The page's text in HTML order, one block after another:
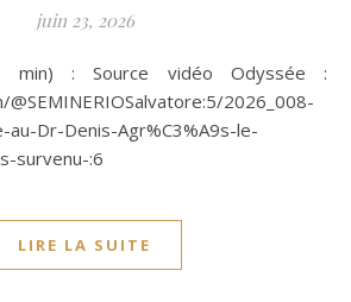
juin 23, 2026
2026_008-
au-Dr-Denis-Agr%C3%A9s-le-
survenu-:6
LIRE LA SUITE